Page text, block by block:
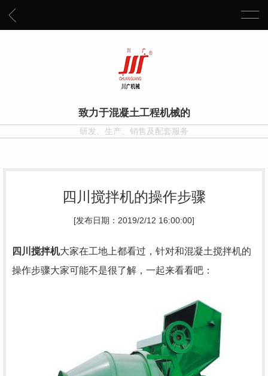
致力于混凝土工程机械的
研发、生产、销售及配套服务
四川搅拌机的操作步骤
[发布日期：2019/2/12 16:00:00]
四川搅拌机大家在工地上都看过，针对和混凝土搅拌机的
操作步骤大家可能不是很了解，一起来看看吧：